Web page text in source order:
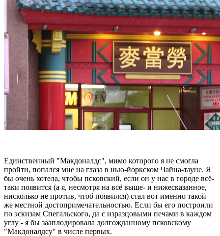
Единственный "Макдоналдс", мимо которого я не смогла
пройти, попался мне на глаза в нью-йоркском Чайна-тауне. Я
бы очень хотела, чтобы псковский, если он у нас в городе всё-
таки появится (а я, несмотря на всё выше- и нижесказанное,
нисколько не против, чтоб появился) стал вот именно такой
же местной достопримечательностью. Если бы его построили
по эскизам Спегальского, да с изразцовыми печами в каждом
углу - я бы зааплодировала долгожданному псковскому
"Макдоналдсу" в числе первых.